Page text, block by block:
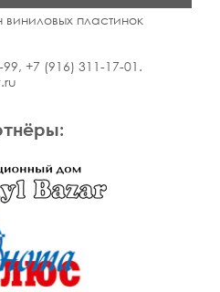
музыку.
пластинок
99, +7 (916) 311-17-01 .